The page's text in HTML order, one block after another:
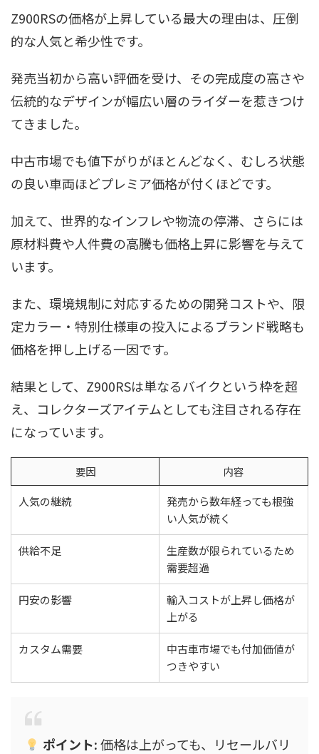
Z900RSの価格が上昇している最大の理由は、圧倒
的な人気と希少性です。
発売当初から高い評価を受け、その完成度の高さや
伝統的なデザインが幅広い層のライダーを惹きつけ
てきました。
中古市場でも値下がりがほとんどなく、むしろ状態
の良い車両ほどプレミア価格が付くほどです。
加えて、世界的なインフレや物流の停滞、さらには
原材料費や人件費の高騰も価格上昇に影響を与えて
います。
また、環境規制に対応するための開発コストや、限
定カラー・特別仕様車の投入によるブランド戦略も
価格を押し上げる一因です。
結果として、Z900RSは単なるバイクという枠を超
え、コレクターズアイテムとしても注目される存在
になっています。
要因
内容
人気の継続
発売から数年経っても根強
い人気が続く
供給不足
生産数が限られているため
需要超過
円安の影響
輸入コストが上昇し価格が
上がる
カスタム需要
中古車市場でも付加価値が
つきやすい
ポイント:価格は上がっても、リセールバリ